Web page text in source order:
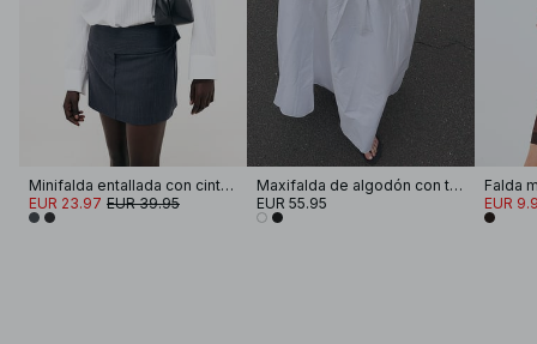
Minifalda entallada con cinturilla ancha
EUR 23.97 EUR 39.95
Maxifalda de algodón con trabillas para cinturón
EUR 55.95
Falda
EUR